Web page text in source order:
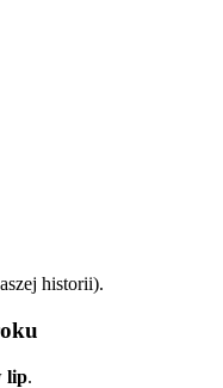
historii).
lip.